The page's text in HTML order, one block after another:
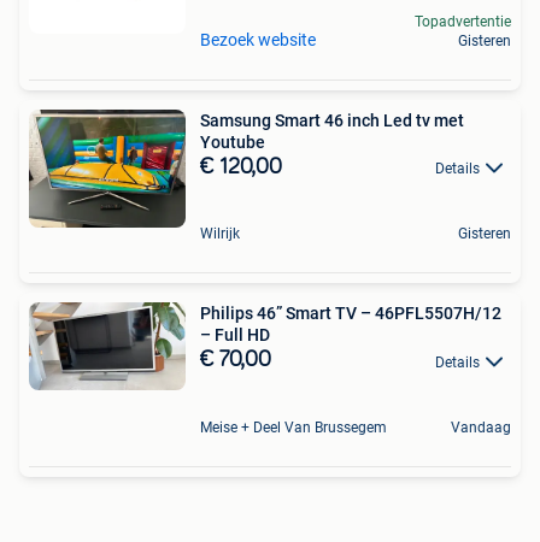
Bezoek website
Topadvertentie
Gisteren
Samsung Smart 46 inch Led tv met
Youtube
€ 120,00 Details
Wilrijk Gisteren
Philips 46” Smart TV – 46PFL5507H/12
– Full HD
€ 70,00 Details
Meise + Deel Van Brussegem Vandaag